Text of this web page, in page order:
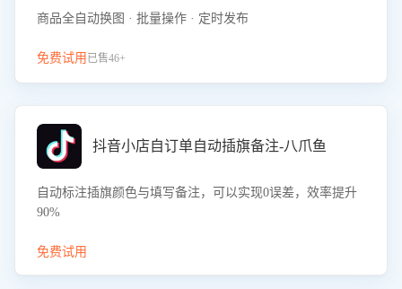
商品全自动换图 · 批量操作 · 定时发布
免费试用 已售46+
抖音小店自订单自动插旗备注-八爪鱼
自动标注插旗颜色与填写备注，可以实现0误差，效率提升
90%
免费试用